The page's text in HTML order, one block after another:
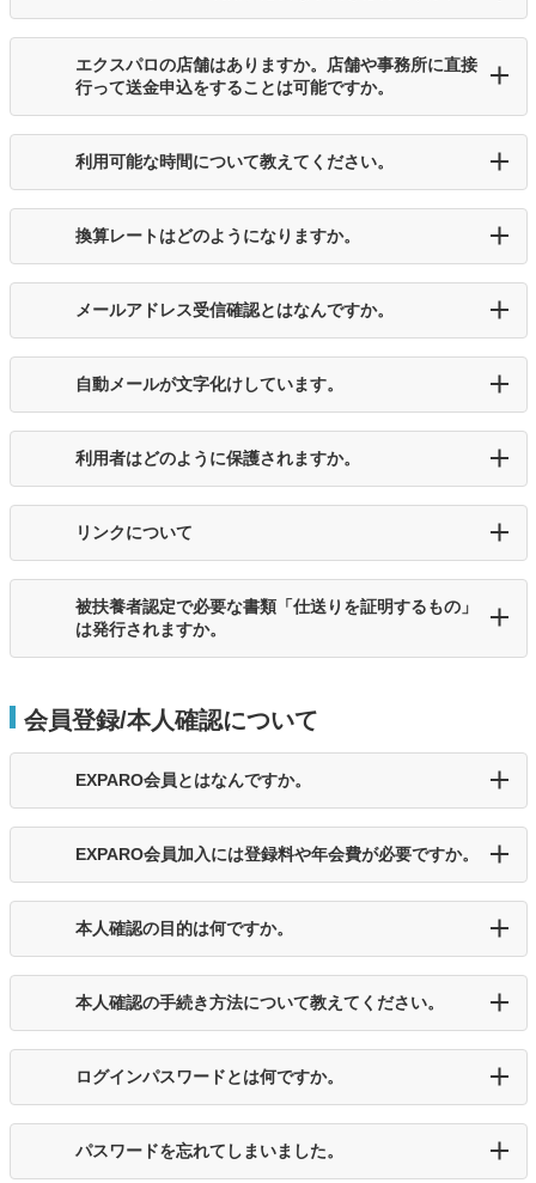
エクスパロの店舗はありますか。店舗や事務所に直接
行って送金申込をすることは可能ですか。
利用可能な時間について教えてください。
換算レートはどのようになりますか。
メールアドレス受信確認とはなんですか。
自動メールが文字化けしています。
利用者はどのように保護されますか。
リンクについて
被扶養者認定で必要な書類「仕送りを証明するもの」
は発行されますか。
会員登録/本人確認について
EXPARO会員とはなんですか。
EXPARO会員加入には登録料や年会費が必要ですか。
本人確認の目的は何ですか。
本人確認の手続き方法について教えてください。
ログインパスワードとは何ですか。
パスワードを忘れてしまいました。